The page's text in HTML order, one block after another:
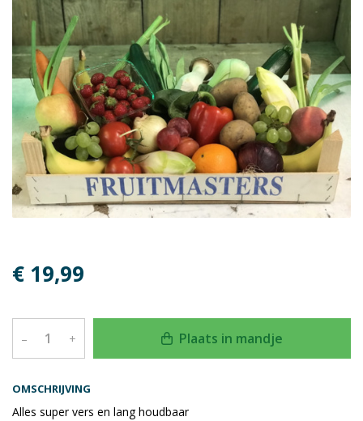
OMSCHRIJVING
Alles super vers en lang houdbaar
€ 19,99
– + Plaats in mandje